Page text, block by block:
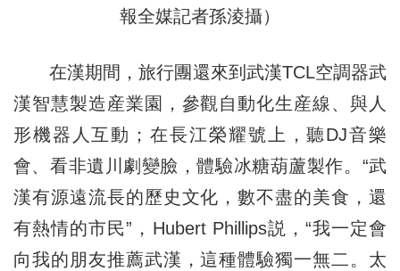
報全媒記者孫淩攝）
在漢期間，旅行團還來到武漢TCL空調器武
漢智慧製造産業園，參觀自動化生産線、與人
形機器人互動；在長江榮耀號上，聽DJ音樂
會、看非遺川劇變臉，體驗冰糖葫蘆製作。“武
漢有源遠流長的歷史文化，數不盡的美食，還
有熱情的市民”，Hubert Phillips説，“我一定會
向我的朋友推薦武漢，這種體驗獨一無二。太